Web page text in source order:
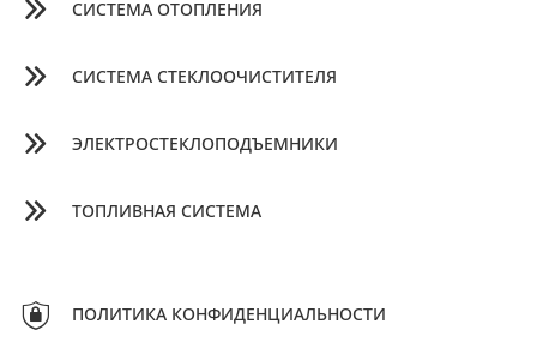
СИСТЕМА ОТОПЛЕНИЯ
СИСТЕМА СТЕКЛООЧИСТИТЕЛЯ
ЭЛЕКТРОСТЕКЛОПОДЪЕМНИКИ
ТОПЛИВНАЯ СИСТЕМА
ПОЛИТИКА КОНФИДЕНЦИАЛЬНОСТИ